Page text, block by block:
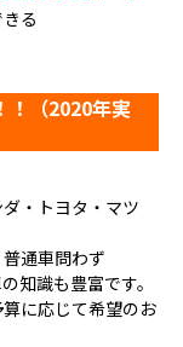
る
！（2020年実
・トヨタ・マツ
通車問わず
知識も豊富です。
に応じて希望のお